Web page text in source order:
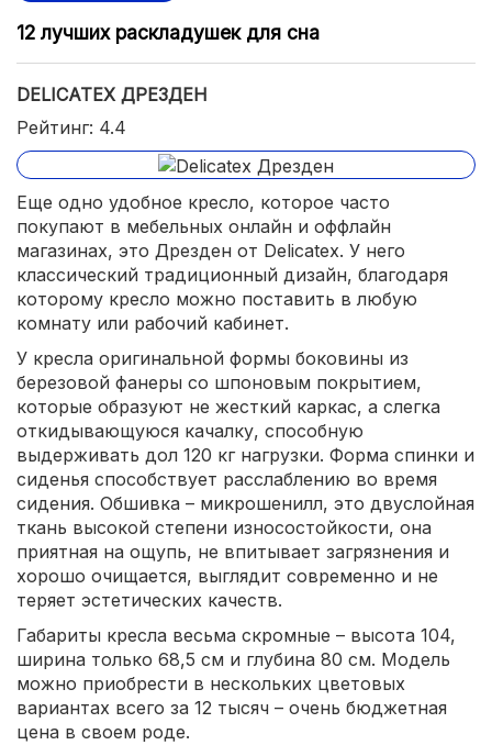
12 лучших раскладушек для сна
DELICATEX ДРЕЗДЕН
Рейтинг: 4.4
Еще одно удобное кресло, которое часто
покупают в мебельных онлайн и оффлайн
магазинах, это Дрезден от Delicatex. У него
классический традиционный дизайн, благодаря
которому кресло можно поставить в любую
комнату или рабочий кабинет.
У кресла оригинальной формы боковины из
березовой фанеры со шпоновым покрытием,
которые образуют не жесткий каркас, а слегка
откидывающуюся качалку, способную
выдерживать дол 120 кг нагрузки. Форма спинки и
сиденья способствует расслаблению во время
сидения. Обшивка – микрошенилл, это двуслойная
ткань высокой степени износостойкости, она
приятная на ощупь, не впитывает загрязнения и
хорошо очищается, выглядит современно и не
теряет эстетических качеств.
Габариты кресла весьма скромные – высота 104,
ширина только 68,5 см и глубина 80 см. Модель
можно приобрести в нескольких цветовых
вариантах всего за 12 тысяч – очень бюджетная
цена в своем роде.